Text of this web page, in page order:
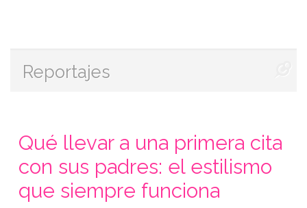
Reportajes
Qué llevar a una primera cita
con sus padres: el estilismo
que siempre funciona